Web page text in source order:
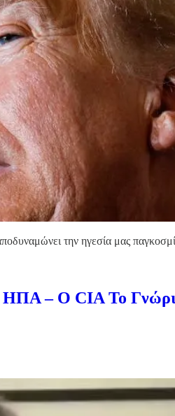
την ηγεσία μας
ΗΠΑ – Ο CIA Το